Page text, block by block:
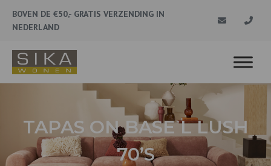
BOVEN DE €50,- GRATIS VERZENDING IN
NEDERLAND
TAPAS ON BASE L LUSH
70’S